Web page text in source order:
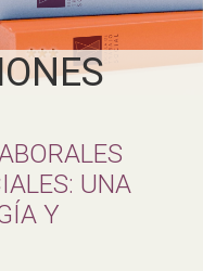
UNA
Y